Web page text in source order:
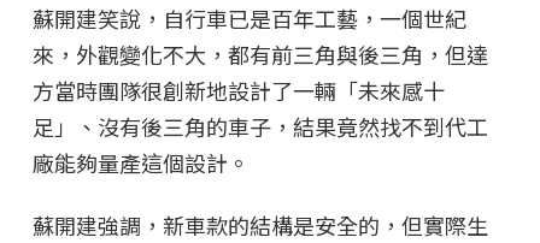
蘇開建笑說，自行車已是百年工藝，一個世紀
來，外觀變化不大，都有前三角與後三角，但達
方當時團隊很創新地設計了一輛「未來感十
足」、沒有後三角的車子，結果竟然找不到代工
廠能夠量產這個設計。
蘇開建強調，新車款的結構是安全的，但實際生